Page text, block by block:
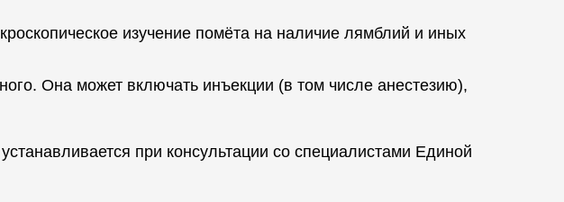
изучение помёта на наличие лямблий и иных
Она может включать инъекции (в том числе анестезию),
при консультации со специалистами Единой